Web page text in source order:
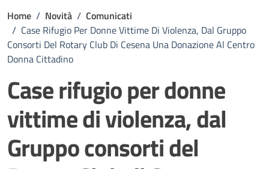
Home / Novità / Comunicati
/ Case Rifugio Per Donne Vittime Di Violenza, Dal Gruppo
Consorti Del Rotary Club Di Cesena Una Donazione Al Centro
Donna Cittadino
Case rifugio per donne
vittime di violenza, dal
Gruppo consorti del